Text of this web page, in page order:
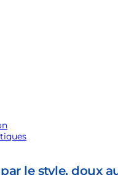
le style, doux